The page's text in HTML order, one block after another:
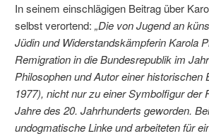
In seinem einschlägigen Beitrag über
selbst verortend: „Die von Jugend an
Jüdin und Widerstandskämpferin Karola
Remigration in die Bundesrepublik im
Philosophen und Autor einer
1977), nicht nur zu einer Symbolfigur der
Jahre des 20. Jahrhunderts geworden.
undogmatische Linke und arbeiteten für